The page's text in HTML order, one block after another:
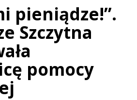
pieniądze!”.
Szczytna
pomocy